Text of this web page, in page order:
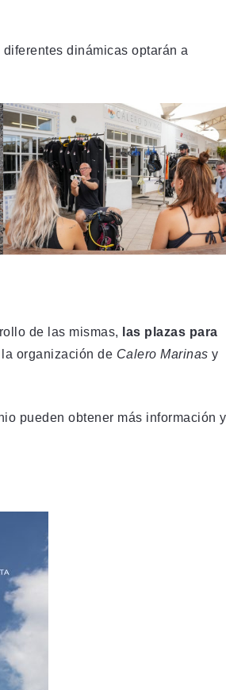
dinámicas optarán a
de las mismas,
las plazas para
organización de Calero Marinas y
pueden obtener más información y